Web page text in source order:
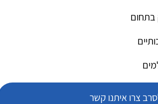
בתחום
צרו איתנו קשר